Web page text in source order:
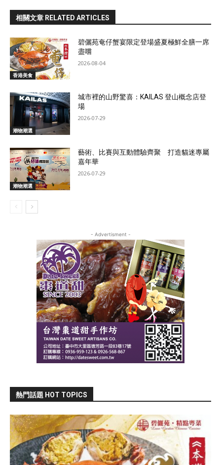
相關文章 RELATED ARTICLES
香港美食
碧儷苑奄仔蟹宴限定登場盛夏極鮮全膳一席
盡嚐
2026-08-04
潮物潮選
城市裡的山野驚喜：KAILAS 登山概念店登
場
2026-07-29
潮物潮選
藝術、比賽與互動體驗齊聚 打造貓迷專屬
嘉年華
2026-07-29
- Advertisment -
熱門話題 HOT TOPICS